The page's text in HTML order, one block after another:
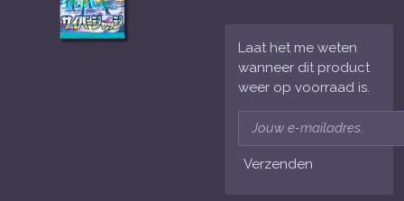
Laat het me weten
wanneer dit product
weer op voorraad is.
Verzenden